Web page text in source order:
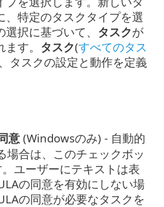
、特定のタスクタイプを選
択に基づいて、 タスクが
す。 タスク(すべてのタス
タスクの設定と動作を定義
意 (Windowsのみ) - 自動的
場合は、このチェックボッ
ユーザーにテキストは表
の同意を有効にしない場
の同意が必要なタスクを